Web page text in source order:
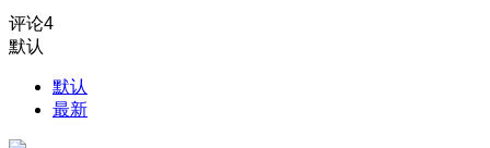
评论4
默认
默认
最新